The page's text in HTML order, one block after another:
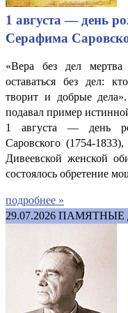
1 августа — день
Серафима
«Вера без дел
оставаться без дел:
творит и добрые
подавал пример
1 августа — день
Саровского (1754-
Дивеевской женской
состоялось обретение
подробнее »
29.07.2026 ПАМЯТНЫЕ